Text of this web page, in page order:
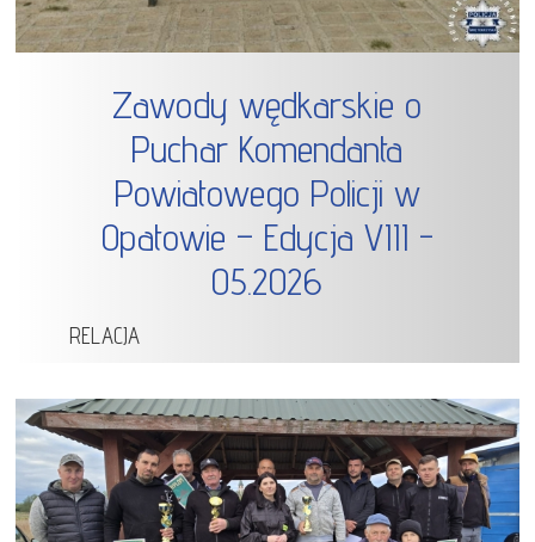
Zawody wędkarskie o
Puchar Komendanta
Powiatowego Policji w
Opatowie – Edycja VIII -
05.2026
RELACJA